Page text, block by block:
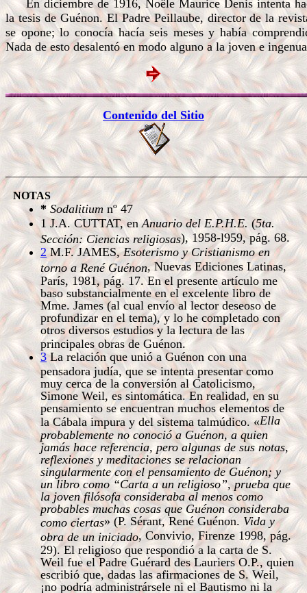
En diciembre de 1916, Noële Maurice Denis intenta
la tesis de Guénon. El Padre Peillaube, director de la
se opone; lo conocía hacía seis meses y había
Nada de esto desalentó en modo alguno a la joven e
Contenido del Sitio
NOTAS
* Sodalitium nº 47
1 J.A. CUTTAT, enAnuario del E.P.H.E. (5ta.
Sección: Ciencias religiosas), 1958-l959, pág. 68.
2M.F. JAMES,Esoterismo y Cristianismo en
torno a René Guénon, Nuevas Ediciones Latinas,
París, 1981, pág. 17. En el presente artículo me
baso substancialmente en el excelente libro de
Mme. James (al cual envío al lector deseoso de
profundizar en el tema), y lo he completado con
otros diversos estudios y la lectura de las
principales obras de Guénon.
3La relación que unió a Guénon con una
pensadora judía, que se intenta presentar como
muy cerca de la conversión al Catolicismo,
Simone Weil, es sintomática. En realidad, en su
pensamiento se encuentran muchos elementos de
la Cábala impura y del sistema talmúdico. «Ella
probablemente no conoció a Guénon, a quien
jamás hace referencia, pero algunas de sus notas,
reflexiones y meditaciones se relacionan
singularmente con el pensamiento de Guénon; y
un libro como “Carta a un religioso”, prueba que
la joven filósofa consideraba al menos como
probables muchas cosas que Guénon consideraba
como ciertas» (P. Sérant, René Guénon. Vida y
obra de un iniciado, Convivio, Firenze 1998, pág.
29). El religioso que respondió a la carta de S.
Weil fue el Padre Guérard des Lauriers O.P., quien
escribió que, dadas las afirmaciones de S. Weil,
¡no podría administrársele ni el Bautismo ni la